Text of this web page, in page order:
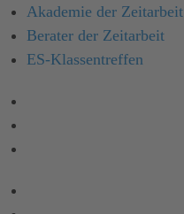
Akademie der Zeitarbeit
Berater der Zeitarbeit
ES-Klassen­treffen